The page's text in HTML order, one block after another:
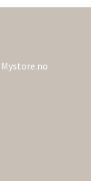
Mystore.no